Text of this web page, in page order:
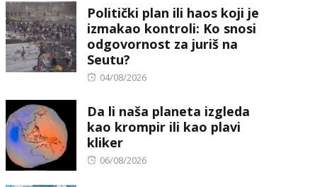
Politički plan ili haos koji je
izmakao kontroli: Ko snosi
odgovornost za juriš na
Seutu?
Posted
04/08/2026
Da li naša planeta izgleda
kao krompir ili kao plavi
kliker
Posted
06/08/2026